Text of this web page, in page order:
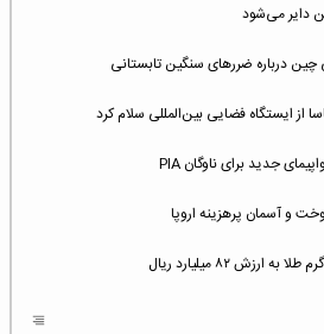
دایر می‌شود
درباره ضررهای سنگین تابستانی
از ایستگاه فضایی بین‌المللی سلام کرد
و آسمان پرهزینه اروپا